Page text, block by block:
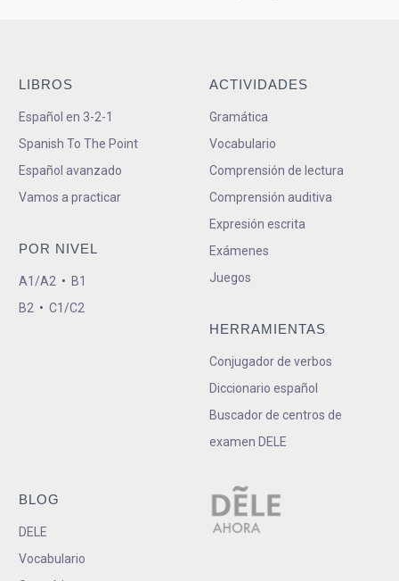
LIBROS
Español en 3-2-1
Spanish To The Point
Español avanzado
Vamos a practicar
POR NIVEL
A1/A2 • B1
B2 • C1/C2
ACTIVIDADES
Gramática
Vocabulario
Comprensión de lectura
Comprensión auditiva
Expresión escrita
Exámenes
Juegos
HERRAMIENTAS
Conjugador de verbos
Diccionario español
Buscador de centros de
examen DELE
BLOG
DELE
Vocabulario